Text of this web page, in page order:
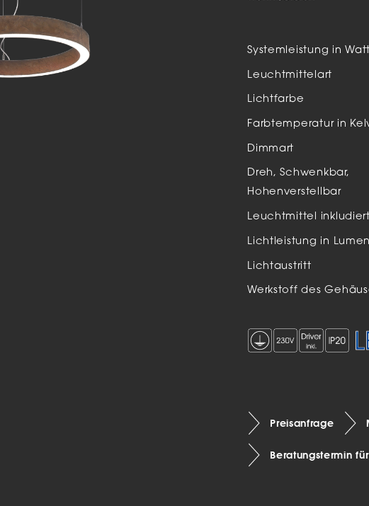
Systemleistung in Watt
Leuchtmittelart
Lichtfarbe
Farbtemperatur in
Dimmart
Dreh, Schwenkbar,
Hohenverstellbar
Leuchtmittel inkludiert
Lichtleistung in Lumen
Lichtaustritt
Werkstoff des
Preisanfrage
Beratungstermin